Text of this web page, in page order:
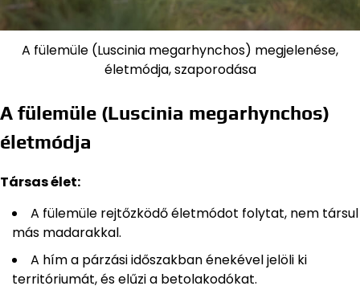
A fülemüle (Luscinia megarhynchos) megjelenése,
életmódja, szaporodása
A fülemüle (Luscinia megarhynchos)
életmódja
Társas élet:
A fülemüle rejtőzködő életmódot folytat, nem társul
más madarakkal.
A hím a párzási időszakban énekével jelöli ki
territóriumát, és elűzi a betolakodókat.